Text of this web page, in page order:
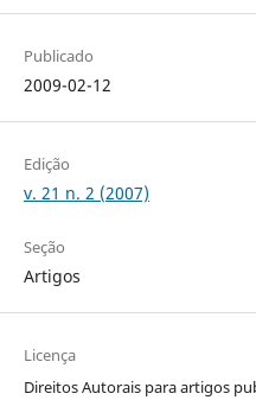
Publicado
2009-02-12
Edição
v. 21 n. 2 (2007)
Seção
Artigos
Licença
Direitos Autorais para artigos